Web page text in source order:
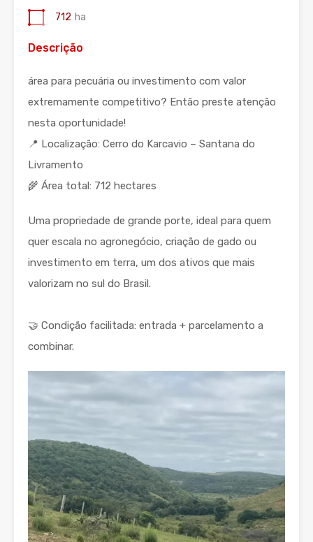
712 ha
Descrição
área para pecuária ou investimento com valor
extremamente competitivo? Então preste atenção
nesta oportunidade!
📍 Localização: Cerro do Karcavio – Santana do
Livramento
🌾 Área total: 712 hectares
Uma propriedade de grande porte, ideal para quem
quer escala no agronegócio, criação de gado ou
investimento em terra, um dos ativos que mais
valorizam no sul do Brasil.
🤝 Condição facilitada: entrada + parcelamento a
combinar.